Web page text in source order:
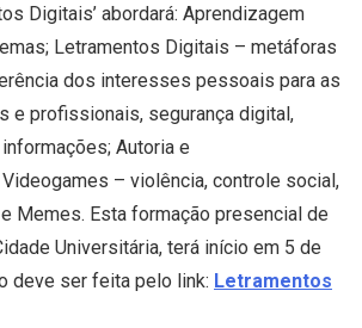
Digitais’ abordará: Aprendizagem
Letramentos Digitais – metáforas
dos interesses pessoais para as
e profissionais, segurança digital,
Autoria e
– violência, controle social,
Memes. Esta formação presencial de
Universitária, terá início em 5 de
deve ser feita pelo link: Letramentos